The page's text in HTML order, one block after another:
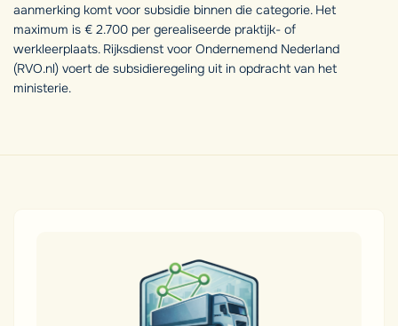
aanmerking komt voor subsidie binnen die categorie. Het
maximum is € 2.700 per gerealiseerde praktijk- of
werkleerplaats. Rijksdienst voor Ondernemend Nederland
(RVO.nl) voert de subsidieregeling uit in opdracht van het
ministerie.